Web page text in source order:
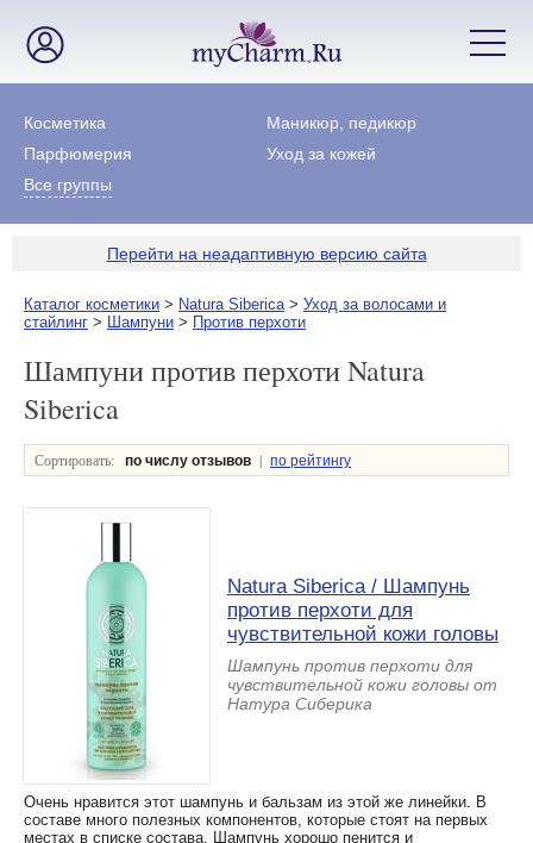
Косметика
Маникюр, педикюр
Парфюмерия
Уход за кожей
Все группы
Перейти на неадаптивную версию сайта
Каталог косметики > Natura Siberica> Уход за волосами и
стайлинг > Шампуни > Против перхоти
Шампуни против перхоти Natura
Siberica
Сортировать: по числу отзывов | по рейтингу
Natura Siberica / Шампунь
против перхоти для
чувствительной кожи головы
Шампунь против перхоти для
чувствительной кожи головы от
Натура Сиберика
Очень нравится этот шампунь и бальзам из этой же линейки. В
составе много полезных компонентов, которые стоят на первых
местах в списке состава. Шампунь хорошо пенится и